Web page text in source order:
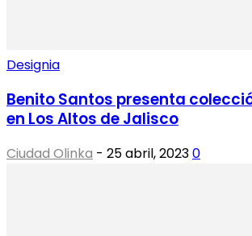
Designia
Benito Santos presenta
en Los Altos de Jalisco
Ciudad Olinka - 25 abril, 20230